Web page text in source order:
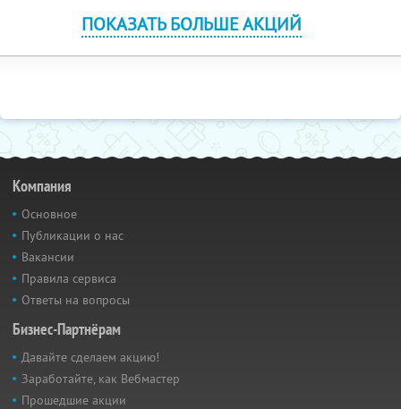
ПОКАЗАТЬ БОЛЬШЕ АКЦИЙ
Компания
Основное
Публикации о нас
Вакансии
Правила сервиса
Ответы на вопросы
Бизнес-Партнёрам
Давайте сделаем акцию!
Заработайте, как Вебмастер
Прошедшие акции